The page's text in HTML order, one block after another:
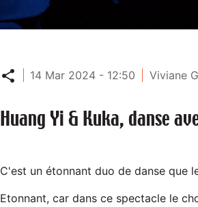
Partager
14 Mar 2024 - 12:50 Viviane
Huang Yi & Kuka, danse
C'est un étonnant duo de danse que
Etonnant, car dans ce spectacle le